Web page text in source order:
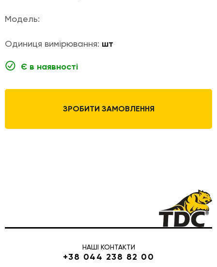
Модель:
Одиниця вимірювання: шт
Є в наявності
ЗРОБИТИ ЗАМОВЛЕННЯ
НАШІ КОНТАКТИ
+38 044 238 82 00